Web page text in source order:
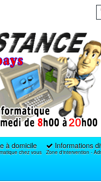
à domicile
chez vous
Informations
Zone d'intervention -